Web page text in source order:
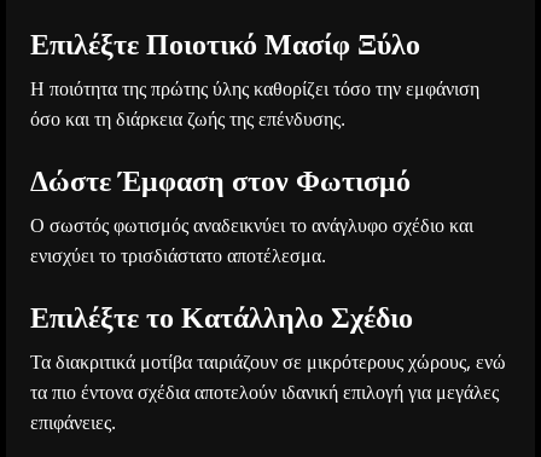
Επιλέξτε Ποιοτικό Μασίφ Ξύλο
Η ποιότητα της πρώτης ύλης καθορίζει τόσο την εμφάνιση
όσο και τη διάρκεια ζωής της επένδυσης.
Δώστε Έμφαση στον Φωτισμό
Ο σωστός φωτισμός αναδεικνύει το ανάγλυφο σχέδιο και
ενισχύει το τρισδιάστατο αποτέλεσμα.
Επιλέξτε το Κατάλληλο Σχέδιο
Τα διακριτικά μοτίβα ταιριάζουν σε μικρότερους χώρους, ενώ
τα πιο έντονα σχέδια αποτελούν ιδανική επιλογή για μεγάλες
επιφάνειες.